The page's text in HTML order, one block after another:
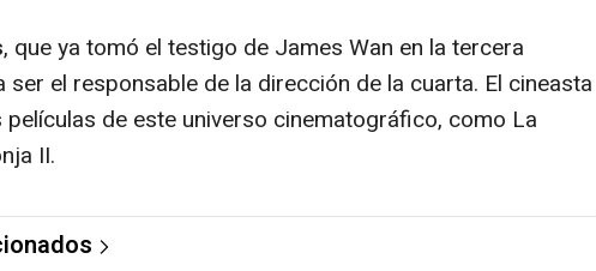
, que ya tomó el testigo de James Wan en la tercera
ser el responsable de la dirección de la cuarta. El cineasta
de este universo cinematográfico, como La
II.